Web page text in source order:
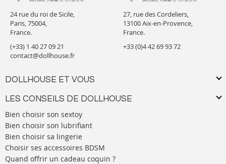
24 rue du roi de Sicile,
Paris, 75004,
France.
(+33) 1 40 27 09 21
contact@dollhouse.fr
DOLLHOUSE ET VOUS
LES CONSEILS DE DOLLHOUSE
Bien choisir son sextoy
Bien choisir son lubrifiant
Bien choisir sa lingerie
Choisir ses accessoires BDSM
Quand offrir un cadeau coquin ?
27, rue des Cordeliers,
13100 Aix-en-Provence,
France.
+33 (0)4 42 69 93 72